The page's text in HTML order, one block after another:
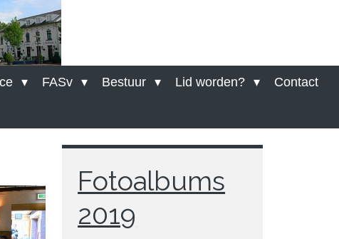
FASv Bestuur Lid worden? Contact
Fotoalbums
2019